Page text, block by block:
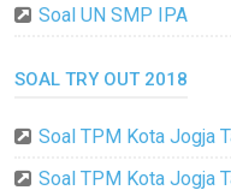
Soal UN SMP IPA
SOAL TRY OUT 2018
Soal TPM Kota Jogja
Soal TPM Kota Jogja